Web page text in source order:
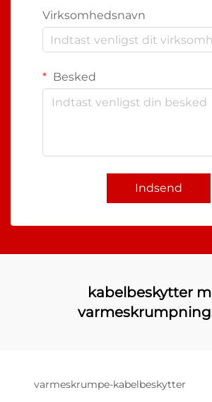
Virksomhedsnavn
Besked
Indsend
kabelbeskytter
varmeskrumpe-kabelbeskytter